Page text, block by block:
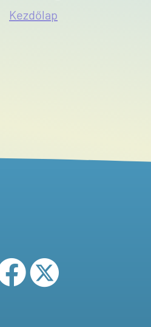
Kezdőlap